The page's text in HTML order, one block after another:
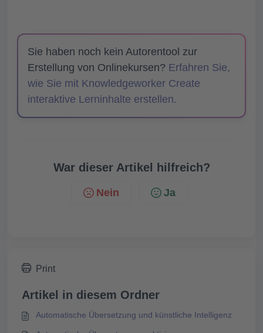
Sie haben noch kein Autorentool zur
Erstellung von Onlinekursen? Erfahren Sie,
wie Sie mit Knowledgeworker Create
interaktive Lerninhalte erstellen.
War dieser Artikel hilfreich?
Nein Ja
Print
Artikel in diesem Ordner
Automatische Übersetzung und künstliche Intelligenz